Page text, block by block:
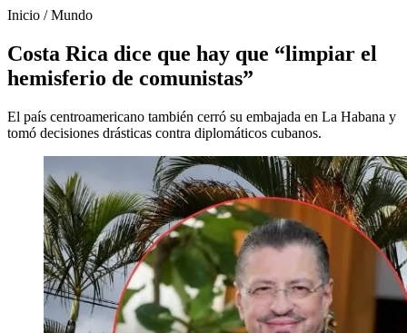
Inicio /Mundo
Costa Rica dice que hay que “limpiar el
hemisferio de comunistas”
El país centroamericano también cerró su embajada en La Habana y
tomó decisiones drásticas contra diplomáticos cubanos.